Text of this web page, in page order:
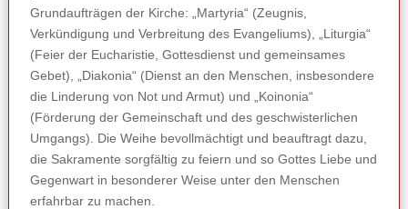
Grundaufträgen der Kirche: „Martyria“ (Zeugnis,
Verkündigung und Verbreitung des Evangeliums), „Liturgia“
(Feier der Eucharistie, Gottesdienst und gemeinsames
Gebet), „Diakonia“ (Dienst an den Menschen, insbesondere
die Linderung von Not und Armut) und „Koinonia“
(Förderung der Gemeinschaft und des geschwisterlichen
Umgangs). Die Weihe bevollmächtigt und beauftragt dazu,
die Sakramente sorgfältig zu feiern und so Gottes Liebe und
Gegenwart in besonderer Weise unter den Menschen
erfahrbar zu machen.